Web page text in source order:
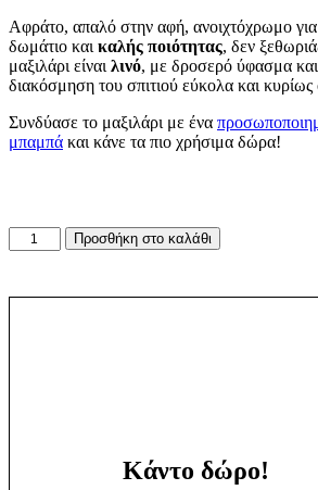
Αφράτο, απαλό στην αφή, ανοιχτόχρωμο για
δωμάτιο και καλής ποιότητας, δεν
μαξιλάρι είναι λινό, με δροσερό ύφασμα
διακόσμηση του σπιτιού εύκολα και κυρίως
Συνδύασε το μαξιλάρι με ένα
μπαμπά και κάνε τα πιο χρήσιμα δώρα!
Μαξιλάρι
Μπαμπά
Προσθήκη στο καλάθι
Κάντο δώρο!